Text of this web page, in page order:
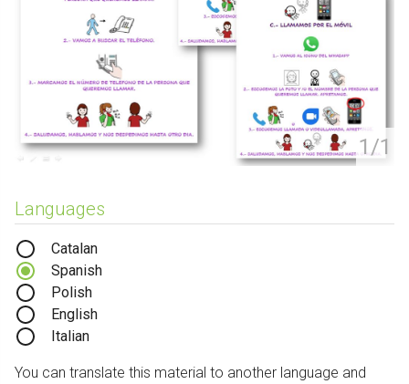
1/1
Languages
Catalan
Spanish
Polish
English
Italian
You can translate this material to another language and